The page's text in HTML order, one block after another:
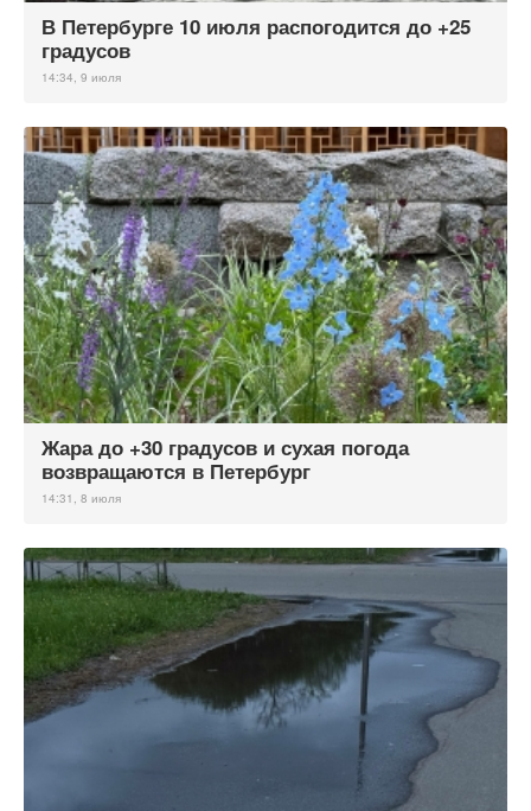
В Петербурге 10 июля распогодится до +25
градусов
14:34, 9 июля
Жара до +30 градусов и сухая погода
возвращаются в Петербург
14:31, 8 июля